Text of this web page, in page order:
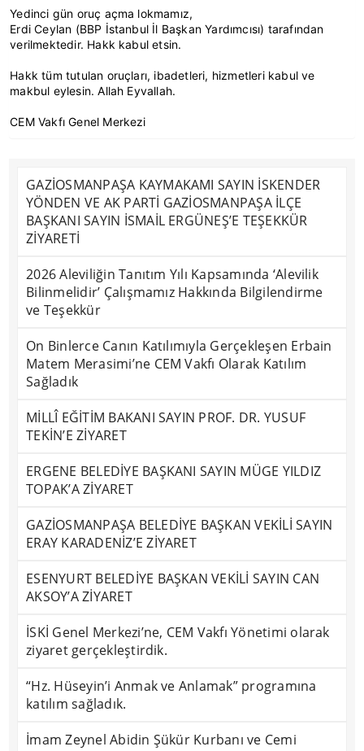
Yedinci gün oruç açma lokmamız,
Erdi Ceylan (BBP İstanbul İl Başkan Yardımcısı) tarafından
verilmektedir. Hakk kabul etsin.
Hakk tüm tutulan oruçları, ibadetleri, hizmetleri kabul ve
makbul eylesin. Allah Eyvallah.
CEM Vakfı Genel Merkezi
GAZİOSMANPAŞA KAYMAKAMI SAYIN İSKENDER
YÖNDEN VE AK PARTİ GAZİOSMANPAŞA İLÇE
BAŞKANI SAYIN İSMAİL ERGÜNEŞ’E TEŞEKKÜR
ZİYARETİ
2026 Aleviliğin Tanıtım Yılı Kapsamında ‘Alevilik
Bilinmelidir’ Çalışmamız Hakkında Bilgilendirme
ve Teşekkür
On Binlerce Canın Katılımıyla Gerçekleşen Erbain
Matem Merasimi’ne CEM Vakfı Olarak Katılım
Sağladık
MİLLÎ EĞİTİM BAKANI SAYIN PROF. DR. YUSUF
TEKİN’E ZİYARET
ERGENE BELEDİYE BAŞKANI SAYIN MÜGE YILDIZ
TOPAK’A ZİYARET
GAZİOSMANPAŞA BELEDİYE BAŞKAN VEKİLİ SAYIN
ERAY KARADENİZ’E ZİYARET
ESENYURT BELEDİYE BAŞKAN VEKİLİ SAYIN CAN
AKSOY’A ZİYARET
İSKİ Genel Merkezi’ne, CEM Vakfı Yönetimi olarak
ziyaret gerçekleştirdik.
“Hz. Hüseyin’i Anmak ve Anlamak” programına
katılım sağladık.
İmam Zeynel Abidin Şükür Kurbanı ve Cemi